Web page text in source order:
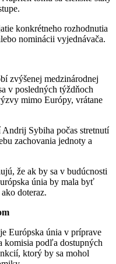
konkrétneho rozhodnutia
nominácii vyjednávača.
zvýšenej medzinárodnej
v posledných týždňoch
mimo Európy, vrátane
Sybiha počas stretnutí
zachovania jednoty a
že ak by sa v budúcnosti
únia by mala byť
doteraz.
Európska únia v príprave
komisia podľa dostupných
ktorý by sa mohol